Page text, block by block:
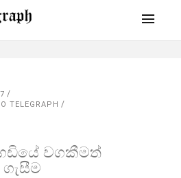
TELEGRAPH
වගකීමත්